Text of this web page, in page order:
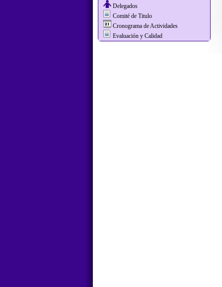
Delegados
Comité de Titulo
Cronograma de Actividades
Evaluación y Calidad